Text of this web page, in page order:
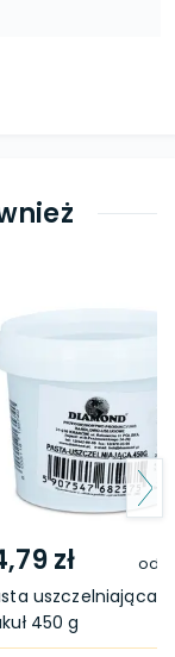
zł od
uszczelniająca
450 g